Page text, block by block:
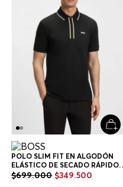
POLO SLIM FIT EN ALGODÓN
ELÁSTICO DE SECADO RÁPIDO
POLO SLIM FIT HOMBRE
$699.000 $349.500